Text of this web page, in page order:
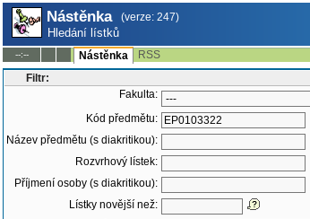
Nástěnka (verze: 247)
Hledání lístků
--:-- Nástěnka
RSS
Filtr:
Fakulta:
Kód předmětu:
Název předmětu (s diakritikou):
Rozvrhový lístek:
Příjmení osoby (s diakritikou):
Lístky novější než: